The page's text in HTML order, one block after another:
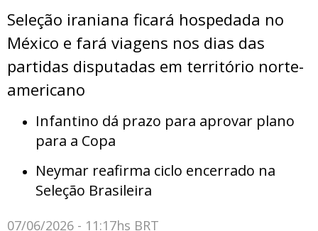
Seleção iraniana ficará hospedada no
México e fará viagens nos dias das
partidas disputadas em território norte-
americano
Infantino dá prazo para aprovar plano
para a Copa
Neymar reafirma ciclo encerrado na
Seleção Brasileira
07/06/2026 - 11:17hs BRT